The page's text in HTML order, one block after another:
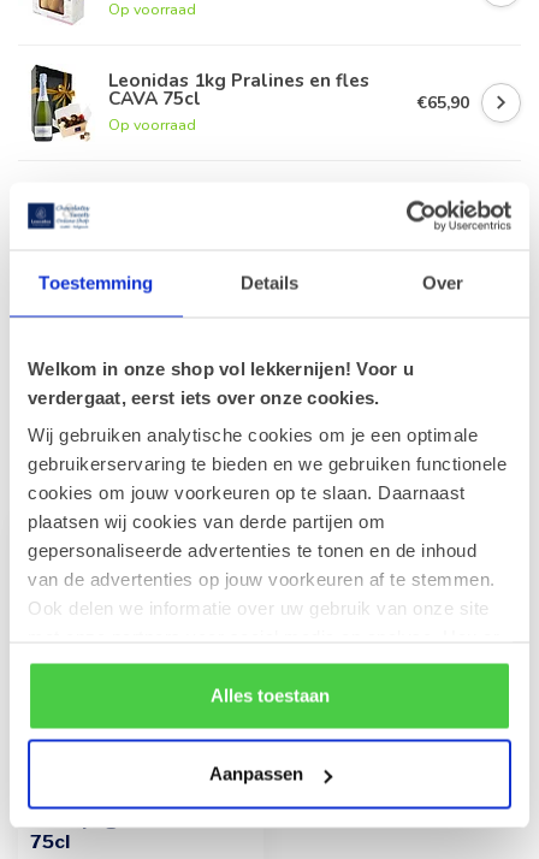
Toestemming Details Over
Welkom in onze shop vol lekkernijen! Voor u
verdergaat, eerst iets over onze cookies.
Wij gebruiken analytische cookies om je een optimale
gebruikerservaring te bieden en we gebruiken functionele
cookies om jouw voorkeuren op te slaan. Daarnaast
plaatsen wij cookies van derde partijen om
gepersonaliseerde advertenties te tonen en de inhoud
van de advertenties op jouw voorkeuren af te stemmen.
Ook delen we informatie over uw gebruik van onze site
rekening mee dat als je bepaalde cookies blokkeert, het
de correcte werking van de website kan verstoren.
Alles toestaan
Aanpassen
Op voorraad
Leonidas 1kg Pralines en fles
CAVA 75cl
Op voorraad
€65,90
€5,90
Macarons aardbei, pistache en
Recent bekeken
75cl